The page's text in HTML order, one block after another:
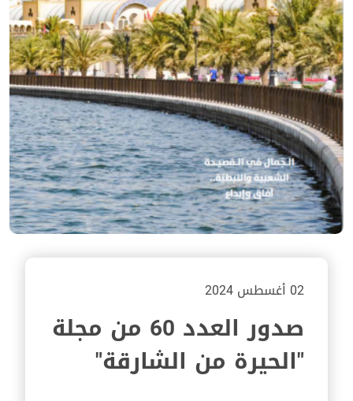
02 أغسطس 2024
صدور العدد 60 من مجلة
"الحيرة من الشارقة"